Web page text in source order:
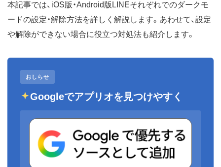
本記事では、iOS版・Android版LINEそれぞれでのダークモ
ードの設定・解除方法を詳しく解説します。あわせて、設定
や解除ができない場合に役立つ対処法も紹介します。
おしらせ
Googleでアプリオを見つけやすく